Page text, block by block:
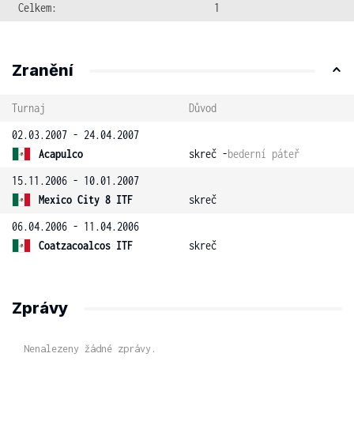
Celkem:
1
Zranění
Turnaj
Důvod
02.03.2007 - 24.04.2007
Acapulco
skreč -bederní páteř
15.11.2006 - 10.01.2007
Mexico City 8 ITF
skreč
06.04.2006 - 11.04.2006
Coatzacoalcos ITF
skreč
Zprávy
Nenalezeny žádné zprávy.